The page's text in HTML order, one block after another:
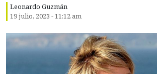
Leonardo Guzmán
19 julio, 2023 - 11:12 am